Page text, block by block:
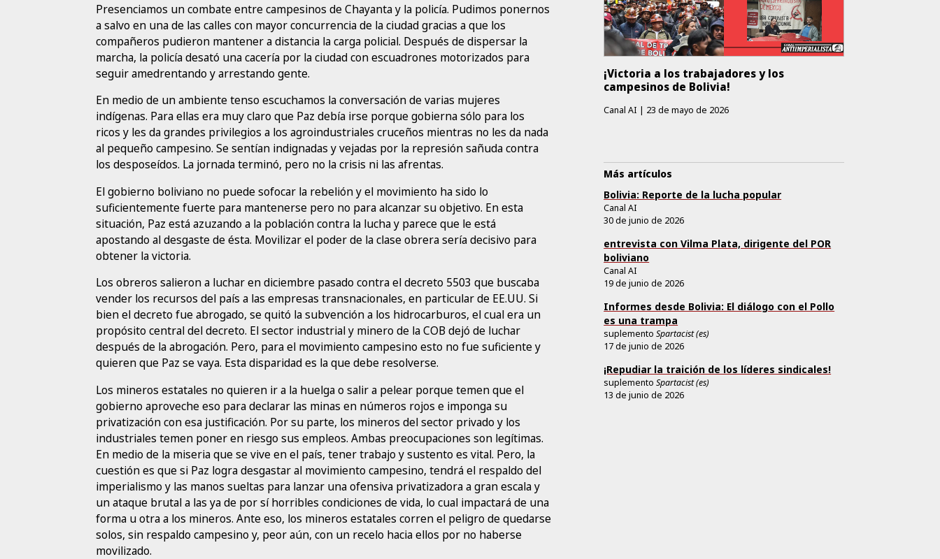
Presenciamos un combate entre campesinos de Chayanta y la policía. Pudimos ponernos
a salvo en una de las calles con mayor concurrencia de la ciudad gracias a que los
compañeros pudieron mantener a distancia la carga policial. Después de dispersar la
marcha, la policía desató una cacería por la ciudad con escuadrones motorizados para
seguir amedrentando y arrestando gente.
En medio de un ambiente tenso escuchamos la conversación de varias mujeres
indígenas. Para ellas era muy claro que Paz debía irse porque gobierna sólo para los
ricos y les da grandes privilegios a los agroindustriales cruceños mientras no les da nada
al pequeño campesino. Se sentían indignadas y vejadas por la represión sañuda contra
los desposeídos. La jornada terminó, pero no la crisis ni las afrentas.
El gobierno boliviano no puede sofocar la rebelión y el movimiento ha sido lo
suficientemente fuerte para mantenerse pero no para alcanzar su objetivo. En esta
situación, Paz está azuzando a la población contra la lucha y parece que le está
apostando al desgaste de ésta. Movilizar el poder de la clase obrera sería decisivo para
obtener la victoria.
Los obreros salieron a luchar en diciembre pasado contra el decreto 5503 que buscaba
vender los recursos del país a las empresas transnacionales, en particular de EE.UU. Si
bien el decreto fue abrogado, se quitó la subvención a los hidrocarburos, el cual era un
propósito central del decreto. El sector industrial y minero de la COB dejó de luchar
después de la abrogación. Pero, para el movimiento campesino esto no fue suficiente y
quieren que Paz se vaya. Esta disparidad es la que debe resolverse.
Los mineros estatales no quieren ir a la huelga o salir a pelear porque temen que el
gobierno aproveche eso para declarar las minas en números rojos e imponga su
privatización con esa justificación. Por su parte, los mineros del sector privado y los
industriales temen poner en riesgo sus empleos. Ambas preocupaciones son legítimas.
En medio de la miseria que se vive en el país, tener trabajo y sustento es vital. Pero, la
cuestión es que si Paz logra desgastar al movimiento campesino, tendrá el respaldo del
imperialismo y las manos sueltas para lanzar una ofensiva privatizadora a gran escala y
un ataque brutal a las ya de por sí horribles condiciones de vida, lo cual impactará de una
forma u otra a los mineros. Ante eso, los mineros estatales corren el peligro de quedarse
solos, sin respaldo campesino y, peor aún, con un recelo hacia ellos por no haberse
movilizado.
¡Victoria a los trabajadores y los
campesinos de Bolivia!
Canal AI | 23 de mayo de 2026
Más artículos
Bolivia: Reporte de la lucha popular
Canal AI
30 de junio de 2026
entrevista con Vilma Plata, dirigente del POR
boliviano
Canal AI
19 de junio de 2026
Informes desde Bolivia: El diálogo con el Pollo
es una trampa
suplementoSpartacist (es)
17 de junio de 2026
¡Repudiar la traición de los líderes sindicales!
suplementoSpartacist (es)
13 de junio de 2026